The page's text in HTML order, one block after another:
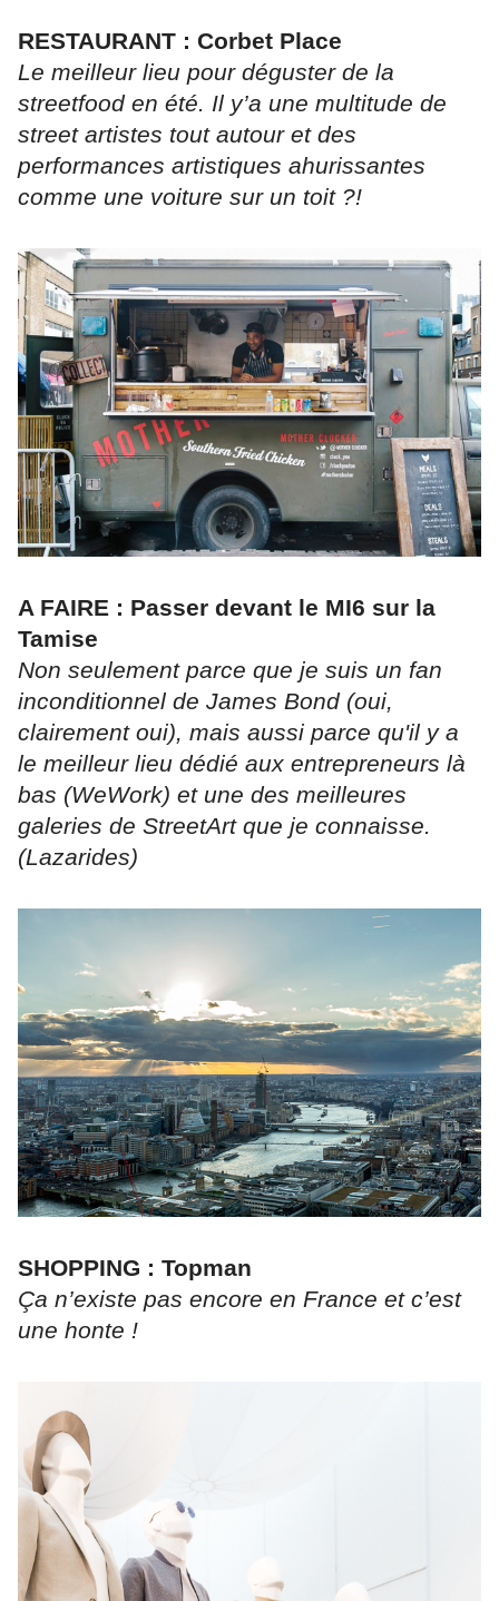
RESTAURANT : Corbet Place
Le meilleur lieu pour déguster de la
streetfood en été. Il y’a une multitude de
street artistes tout autour et des
performances artistiques ahurissantes
comme une voiture sur un toit ?!
A FAIRE : Passer devant le MI6 sur la
Tamise
Non seulement parce que je suis un fan
inconditionnel de James Bond (oui,
clairement oui), mais aussi parce qu'il y a
le meilleur lieu dédié aux entrepreneurs là
bas (WeWork) et une des meilleures
galeries de StreetArt que je connaisse.
(Lazarides)
SHOPPING : Topman
Ça n’existe pas encore en France et c’est
une honte !